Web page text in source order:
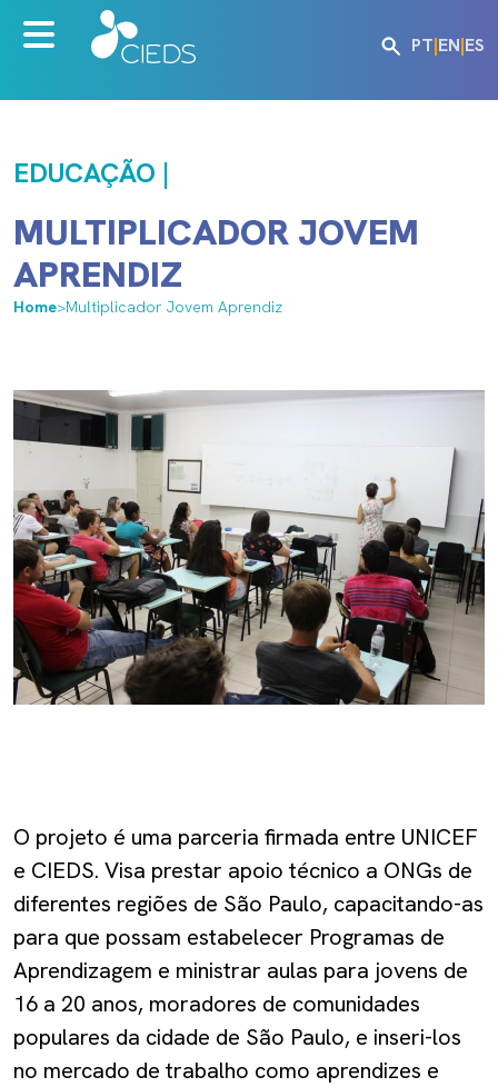
PT|EN|ES
EDUCAÇÃO |
MULTIPLICADOR JOVEM
APRENDIZ
Home>Multiplicador Jovem Aprendiz
O projeto é uma parceria firmada entre UNICEF
e CIEDS. Visa prestar apoio técnico a ONGs de
diferentes regiões de São Paulo, capacitando-as
para que possam estabelecer Programas de
Aprendizagem e ministrar aulas para jovens de
16 a 20 anos, moradores de comunidades
populares da cidade de São Paulo, e inseri-los
no mercado de trabalho como aprendizes e